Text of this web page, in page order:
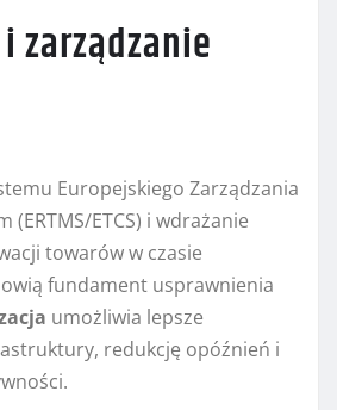
zarządzanie
Europejskiego Zarządzania
(ERTMS/ETCS) i wdrażanie
towarów w czasie
fundament usprawnienia
umożliwia lepsze
redukcję opóźnień i